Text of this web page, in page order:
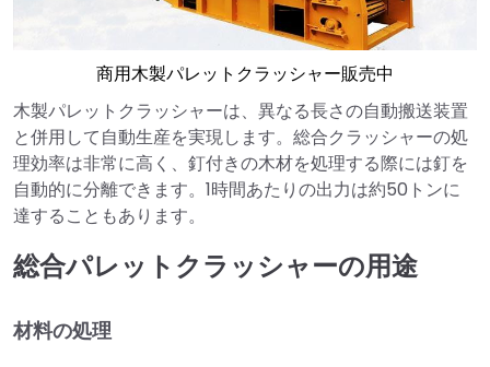
商用木製パレットクラッシャー販売中
木製パレットクラッシャーは、異なる長さの自動搬送装置
と併用して自動生産を実現します。総合クラッシャーの処
理効率は非常に高く、釘付きの木材を処理する際には釘を
自動的に分離できます。1時間あたりの出力は約50トンに
達することもあります。
総合パレットクラッシャーの用途
材料の処理